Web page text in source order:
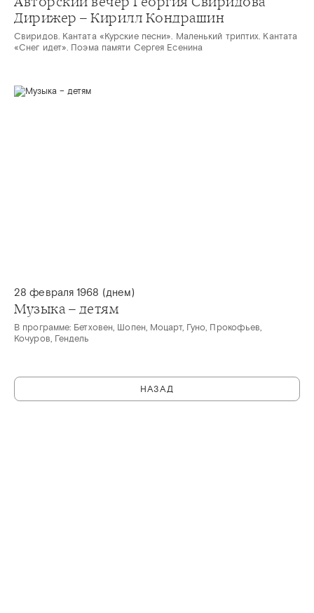
Дирижер – Кирилл Кондрашин
Свиридов. Кантата «Курские песни». Маленький триптих. Кантата
«Снег идет». Поэма памяти Сергея Есенина
28 февраля 1968 (днем)
Музыка – детям
В программе: Бетховен, Шопен, Моцарт, Гуно, Прокофьев,
Кочуров, Гендель
НАЗАД